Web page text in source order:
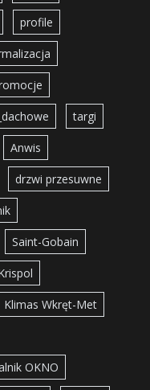
profile
targi
Anwis
drzwi przesuwne
Saint-Gobain
Klimas Wkręt-Met
OKNO